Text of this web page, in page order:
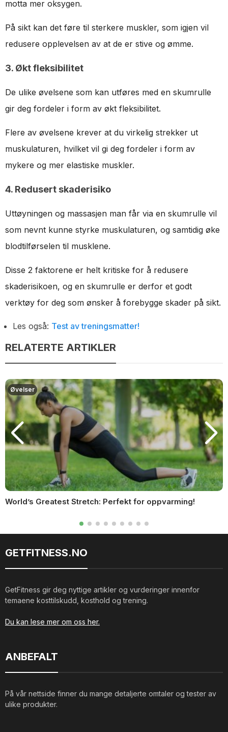
motta mer oksygen.
På sikt kan det føre til sterkere muskler, som igjen vil
redusere opplevelsen av at de er stive og ømme.
3. Økt fleksibilitet
De ulike øvelsene som kan utføres med en skumrulle
gir deg fordeler i form av økt fleksibilitet.
Flere av øvelsene krever at du virkelig strekker ut
muskulaturen, hvilket vil gi deg fordeler i form av
mykere og mer elastiske muskler.
4. Redusert skaderisiko
Uttøyningen og massasjen man får via en skumrulle vil
som nevnt kunne styrke muskulaturen, og samtidig øke
blodtilførselen til musklene.
Disse 2 faktorene er helt kritiske for å redusere
skaderisikoen, og en skumrulle er derfor et godt
verktøy for deg som ønsker å forebygge skader på sikt.
Les også: Test av treningsmatter!
RELATERTE ARTIKLER
World’s Greatest Stretch: Perfekt for oppvarming!
Øvelser
GETFITNESS.NO
GetFitness gir deg nyttige artikler og vurderinger innenfor
temaene kosttilskudd, kosthold og trening.
Du kan lese mer om oss her.
ANBEFALT
På vår nettside finner du mange detaljerte omtaler og tester av
ulike produkter.